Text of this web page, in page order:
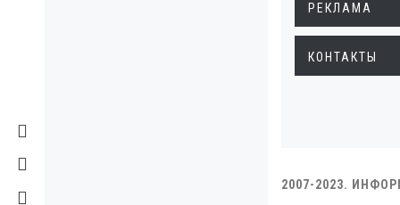
РЕКЛАМА
КОНТАКТЫ
2007-2023.